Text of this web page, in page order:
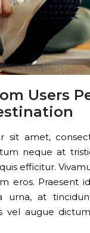
Users
sit amet,
neque at
efficitur.
eros. Praesent
urna, at
vel augue